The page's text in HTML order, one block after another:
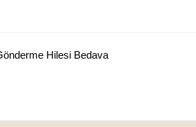
Hilesi Bedava